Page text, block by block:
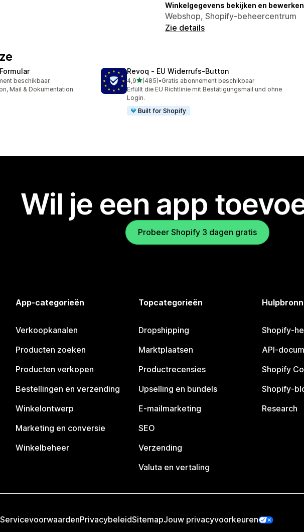
Winkelgegevens bekijken en
Webshop, Shopify-beheercentrum
Zie details
beschikbaar
Mail & Dokumentation
Revoq ‑ EU Widerrufs‑Button
4,9van 5 sterren
(485)
485 recensies in totaal
•Gratis abonnement beschikbaar
Erfüllt die EU Richtlinie mit Bestätigungsmail und ohne
Login.
Built for Shopify
Wil je een app
Probeer Shopify 3 dagen gratis
App-categorieën
Verkoopkanalen
Producten zoeken
Producten verkopen
Bestellingen en verzending
Winkelontwerp
Marketing en conversie
Winkelbeheer
Topcategorieën
Dropshipping
Marktplaatsen
Productrecensies
Upselling en bundels
E-mailmarketing
SEO
Verzending
Valuta en vertaling
Shopify-
API-
Shopify
Shopify-
Research
ServicevoorwaardenPrivacybeleidSitemapJouw privacyvoorkeuren